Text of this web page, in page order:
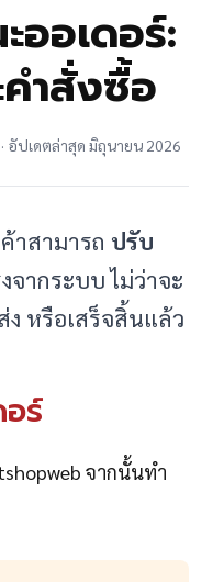
ออเดอร์:
ำสั่งซื้อ
อัปเดตล่าสุด มิถุนายน 2026
าสามารถ ปรับ
จากระบบ ไม่ว่าจะ
ง หรือเสร็จสิ้นแล้ว
ร์
จากนั้นทำ